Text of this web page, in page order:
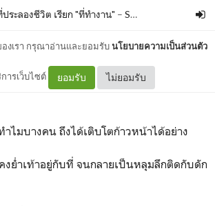
งเรา กรุณาอ่านและยอมรับนโยบายความเป็นส่วนตัว
ารเว็บไซต์ ยอมรับ ไม่ยอมรับ
ระลองชีวิต เรียก "ที่ทำงาน" – Suwat Posayawatanakul
หลายปี ไม่เห็นโตชะที
ำไมบางคน ถึงได้เติบโตก้าวหน้าได้อย่าง
ย่ำเท้าอยู่กับที่ จนกลายเป็นหลุมลึกติดกับดัก